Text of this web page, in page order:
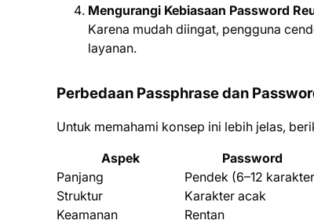
Mengurangi Kebiasaan Password
Karena mudah diingat, pengguna
layanan.
Perbedaan Passphrase dan
Untuk memahami konsep ini lebih jelas,
Aspek
Password
Panjang
Pendek (6–12
Struktur
Karakter acak
Keamanan
Rentan